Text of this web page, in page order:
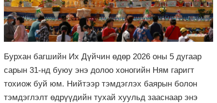
Бурхан багшийн Их Дүйчин өдөр 2026 оны 5 дугаар
сарын 31-нд буюу энэ долоо хоногийн Ням гаригт
тохиож буй юм. Нийтээр тэмдэглэх баярын болон
тэмдэглэлт өдрүүдийн тухай хуульд зааснаар энэ